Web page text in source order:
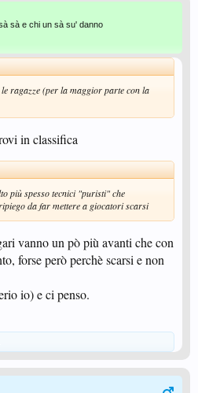
sà e chi un sà su' danno
ragazze (per la maggior parte con la
in classifica
più spesso tecnici "puristi" che
da far mettere a giocatori scarsi
vanno un pò più avanti che con
forse però perchè scarsi e non
io) e ci penso.